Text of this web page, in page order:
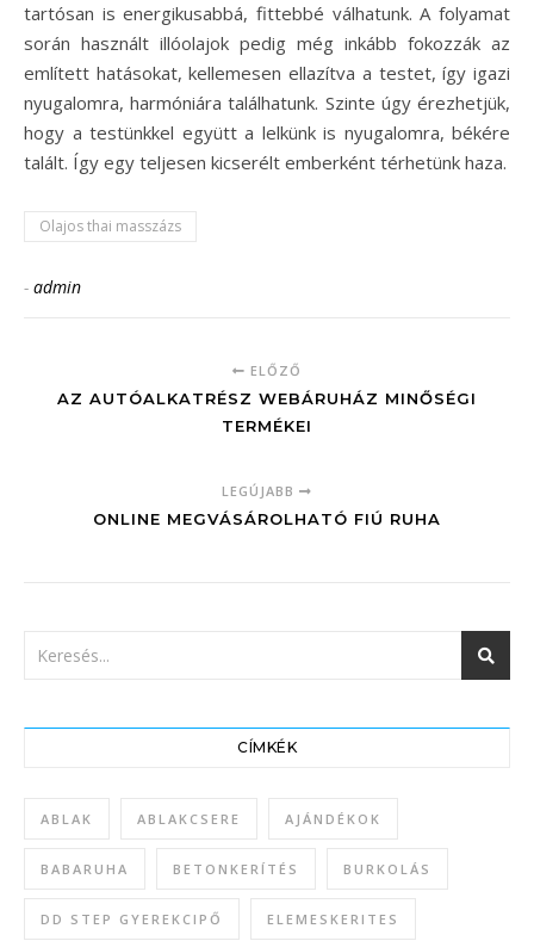
tartósan is energikusabbá, fittebbé válhatunk. A folyamat
során használt illóolajok pedig még inkább fokozzák az
említett hatásokat, kellemesen ellazítva a testet, így igazi
nyugalomra, harmóniára találhatunk. Szinte úgy érezhetjük,
hogy a testünkkel együtt a lelkünk is nyugalomra, békére
talált. Így egy teljesen kicserélt emberként térhetünk haza.
Olajos thai masszázs
- admin
ELŐZŐ
AZ AUTÓALKATRÉSZ WEBÁRUHÁZ MINŐSÉGI
TERMÉKEI
LEGÚJABB
ONLINE MEGVÁSÁROLHATÓ FIÚ RUHA
CÍMKÉK
ABLAK ABLAKCSERE AJÁNDÉKOK
BABARUHA BETONKERÍTÉS BURKOLÁS
DD STEP GYEREKCIPŐ ELEMESKERITES